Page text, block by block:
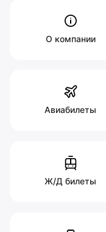
О компании
Авиабилеты
Ж/Д билеты